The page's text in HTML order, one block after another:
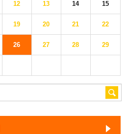
12 13 14 15
19 20 21 22
26 27 28 29